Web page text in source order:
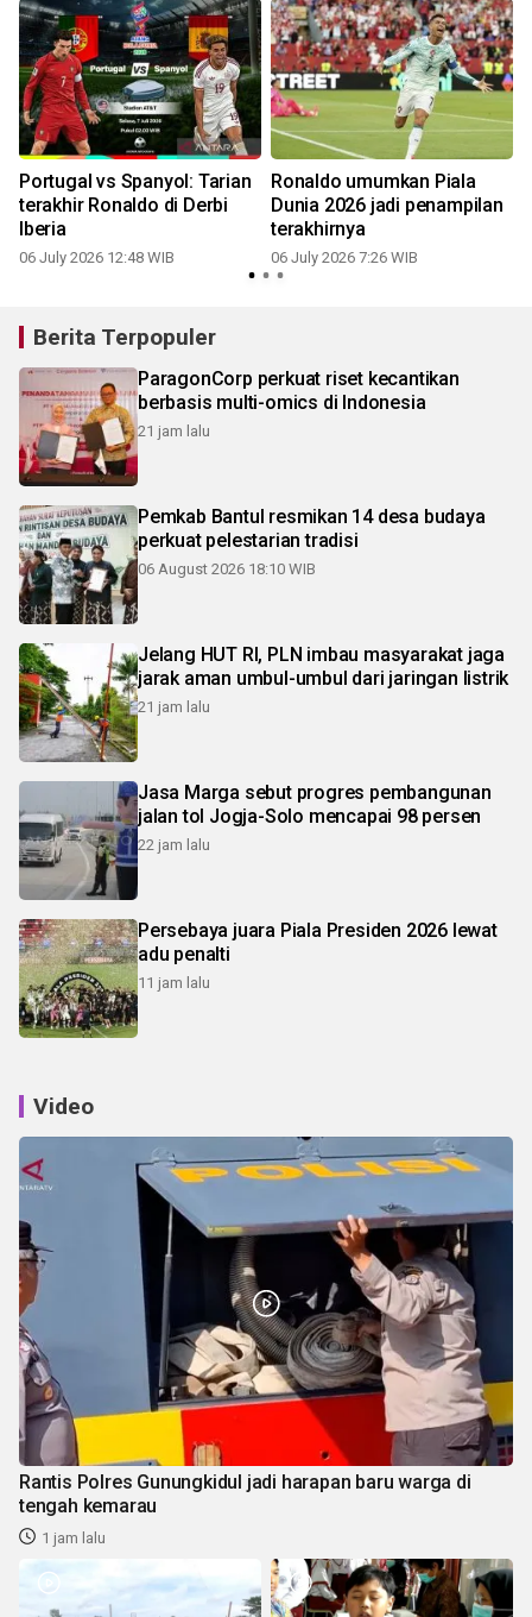
Portugal vs Spanyol: Tarian
terakhir Ronaldo di Derbi
Iberia
06 July 2026 12:48 WIB
Ronaldo umumkan Piala
Dunia 2026 jadi penampilan
terakhirnya
06 July 2026 7:26 WIB
Berita Terpopuler
ParagonCorp perkuat riset kecantikan
berbasis multi-omics di Indonesia
21 jam lalu
Pemkab Bantul resmikan 14 desa budaya
perkuat pelestarian tradisi
06 August 2026 18:10 WIB
Jelang HUT RI, PLN imbau masyarakat jaga
jarak aman umbul-umbul dari jaringan listrik
21 jam lalu
Jasa Marga sebut progres pembangunan
jalan tol Jogja-Solo mencapai 98 persen
22 jam lalu
Persebaya juara Piala Presiden 2026 lewat
adu penalti
11 jam lalu
Video
Rantis Polres Gunungkidul jadi harapan baru warga di
tengah kemarau
1 jam lalu